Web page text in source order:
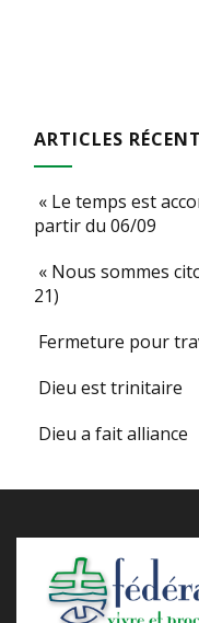
ARTICLES
« Le temps est
partir du 06/09
« Nous sommes
21)
Fermeture pour
Dieu est trinitaire
Dieu a fait alliance